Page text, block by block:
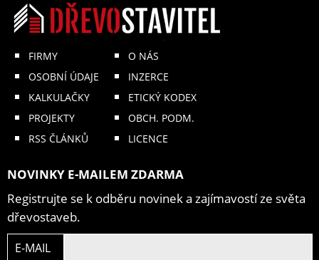
FIRMY
OSOBNÍ ÚDAJE
KALKULAČKY
PROJEKTY
RSS ČLÁNKŮ
O NÁS
INZERCE
ETICKÝ KODEX
OBCH. PODM.
LICENCE
NOVINKY E-MAILEM ZDARMA
Registrujte se k odběru novinek a zajímavostí ze světa
dřevostaveb.
E-MAIL